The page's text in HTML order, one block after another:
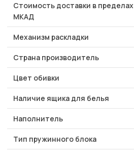
Стоимость доставки в пределах
МКАД
Механизм раскладки
Страна производитель
Цвет обивки
Наличие ящика для белья
Наполнитель
Тип пружинного блока